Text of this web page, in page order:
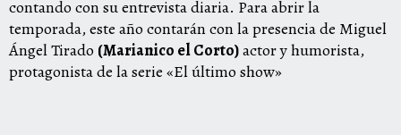
contando con su entrevista diaria. Para abrir la
temporada, este año contarán con la presencia de Miguel
Ángel Tirado (Marianico el Corto)actor y humorista,
protagonista de la serie «El último show»